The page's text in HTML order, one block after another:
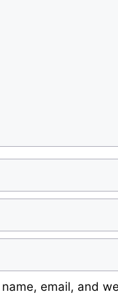
name, email, and